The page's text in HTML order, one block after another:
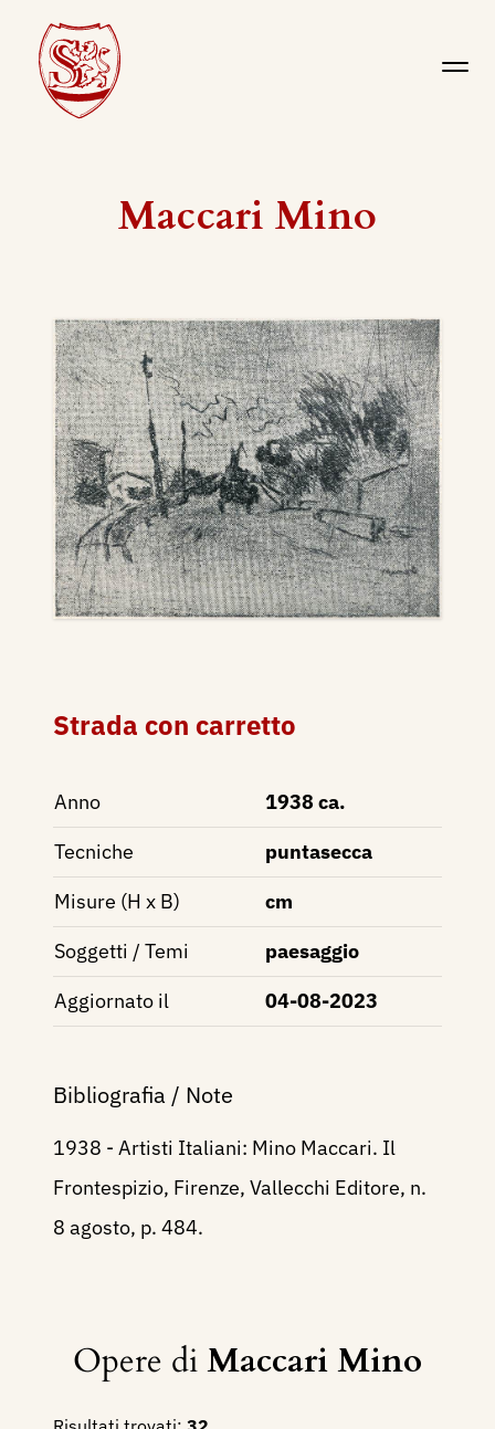
Maccari Mino
Strada con carretto
Anno
1938 ca.
Tecniche
puntasecca
Misure (H x B)
cm
Soggetti / Temi
paesaggio
Aggiornato il
04-08-2023
Bibliografia / Note
1938 - Artisti Italiani: Mino Maccari. Il
Frontespizio, Firenze, Vallecchi Editore, n.
8 agosto, p. 484.
Opere diMaccari Mino